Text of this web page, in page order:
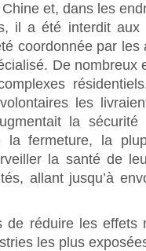
et, dans les
il a été interdit
coordonnée par
De
les
la
fermeture, la
la santé de
allant jusqu’à
de réduire les effets
les plus